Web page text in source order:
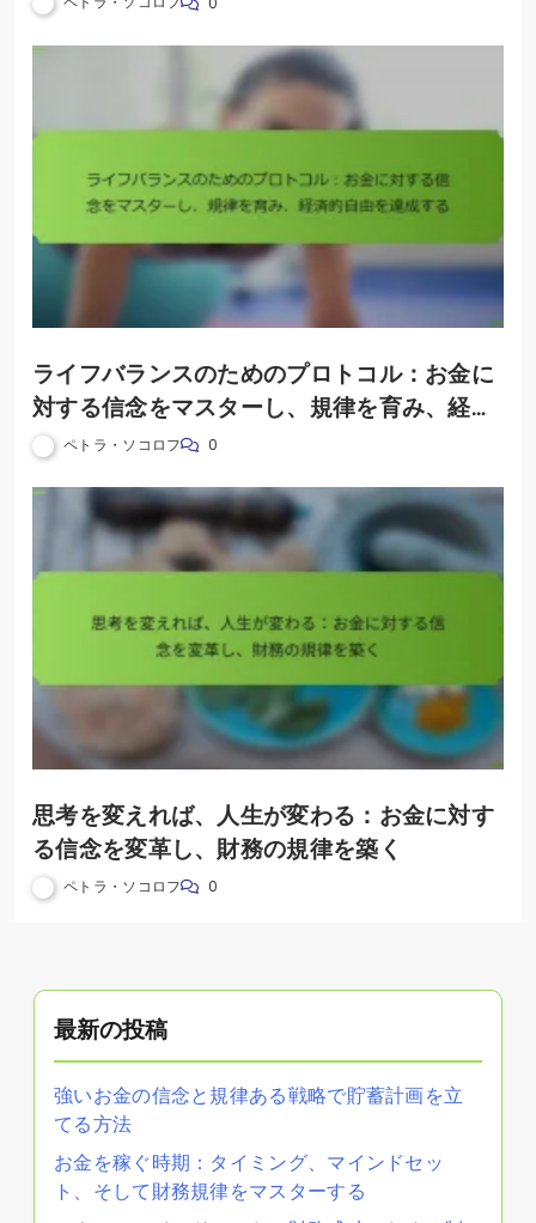
ライフバランスのためのプロトコル：お金に
対する信念をマスターし、規律を育み、経済
的自由を達成する
ペトラ・ソコロフ 0
思考を変えれば、人生が変わる：お金に対す
る信念を変革し、財務の規律を築く
ペトラ・ソコロフ 0
最新の投稿
強いお金の信念と規律ある戦略で貯蓄計画を立
てる方法
お金を稼ぐ時期：タイミング、マインドセッ
ト、そして財務規律をマスターする